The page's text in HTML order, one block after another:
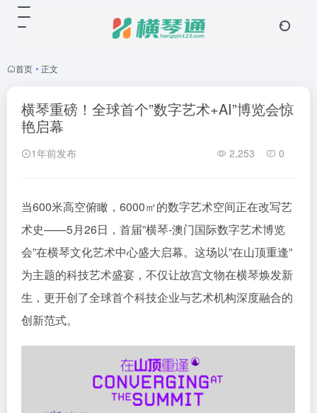
首页 • 正文
横琴重磅！全球首个”数字艺术+AI”博览会惊
艳启幕
1年前发布 2,253 0
当600米高空俯瞰，6000㎡的数字艺术空间正在改写艺
术史——5月26日，首届”横琴-澳门国际数字艺术博览
会”在横琴文化艺术中心盛大启幕。这场以”在山顶重逢”
为主题的科技艺术盛宴，不仅让故宫文物在横琴焕发新
生，更开创了全球首个科技企业与艺术机构深度融合的
创新范式。